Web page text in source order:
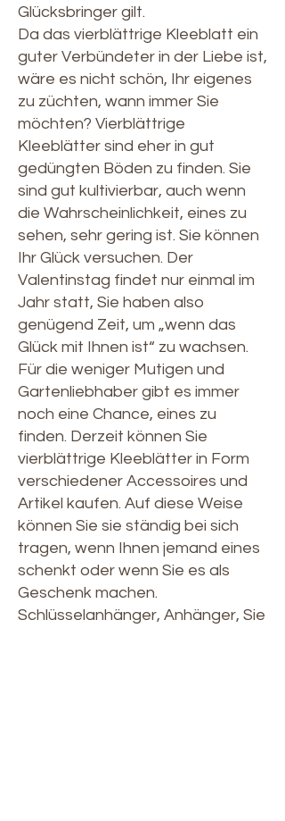
Glücksbringer gilt.
Da das vierblättrige Kleeblatt ein
guter Verbündeter in der Liebe ist,
wäre es nicht schön, Ihr eigenes
zu züchten, wann immer Sie
möchten? Vierblättrige
Kleeblätter sind eher in gut
gedüngten Böden zu finden. Sie
sind gut kultivierbar, auch wenn
die Wahrscheinlichkeit, eines zu
sehen, sehr gering ist. Sie können
Ihr Glück versuchen. Der
Valentinstag findet nur einmal im
Jahr statt, Sie haben also
genügend Zeit, um „wenn das
Glück mit Ihnen ist“ zu wachsen.
Für die weniger Mutigen und
Gartenliebhaber gibt es immer
noch eine Chance, eines zu
finden. Derzeit können Sie
vierblättrige Kleeblätter in Form
verschiedener Accessoires und
Artikel kaufen. Auf diese Weise
können Sie sie ständig bei sich
tragen, wenn Ihnen jemand eines
schenkt oder wenn Sie es als
Geschenk machen.
Schlüsselanhänger, Anhänger, Sie